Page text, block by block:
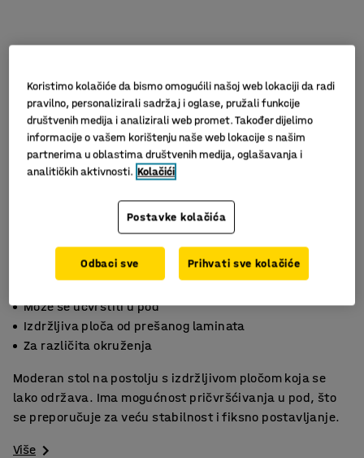
Može se učvrstiti u pod
Izdržljiva ploča od prešanog laminata
Za različita okruženja
Moderan stol na postolju s izdržljivom pločom koja se
lako održava. Ima mogućnost pričvršćivanja u pod, što
se preporučuje za veću stabilnost i fiksno postavljanje.
Više
Koristimo kolačiće da bismo omogućili našoj web lokaciji da radi
pravilno, personalizirali sadržaj i oglase, pružali funkcije
društvenih medija i analizirali web promet. Također dijelimo
informacije o vašem korištenju naše web lokacije s našim
partnerima u oblastima društvenih medija, oglašavanja i
analitičkih aktivnosti. Kolačići
Postavke kolačića
Odbaci sve Prihvati sve kolačiće